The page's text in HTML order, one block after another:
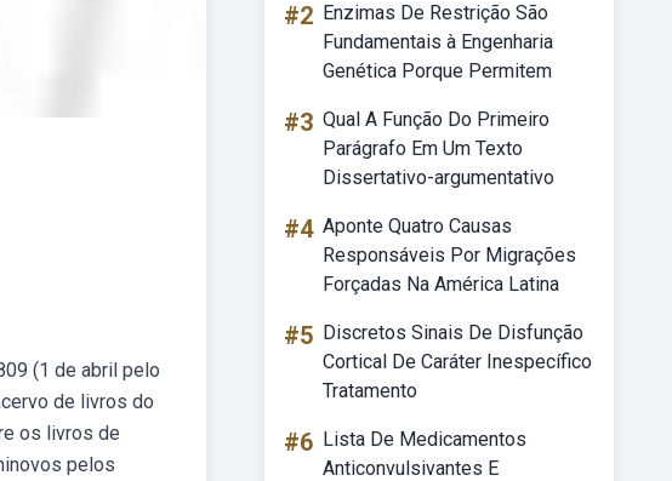
(1 de abril pelo
de livros do
os livros de
pelos
#2 Enzimas De Restrição São
Fundamentais à Engenharia
Genética Porque Permitem
#3 Qual A Função Do Primeiro
Parágrafo Em Um Texto
Dissertativo-argumentativo
#4 Aponte Quatro Causas
Responsáveis Por Migrações
Forçadas Na América Latina
#5 Discretos Sinais De Disfunção
Cortical De Caráter Inespecífico
Tratamento
#6 Lista De Medicamentos
Anticonvulsivantes E